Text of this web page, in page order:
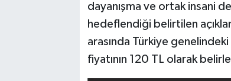
dayanışma ve ortak insani
hedeflendiği belirtilen
arasında Türkiye
fiyatının 120 TL olarak